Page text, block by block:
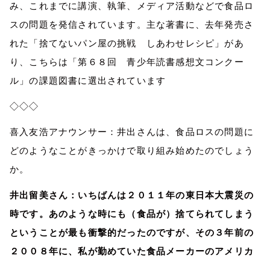
み、これまでに講演、執筆、メディア活動などで食品ロ
スの問題を発信されています。主な著書に、去年発売さ
れた「捨てないパン屋の挑戦 しあわせレシピ」があ
り、こちらは「第６８回 青少年読書感想文コンクー
ル」の課題図書に選出されています
◇◇◇
喜入友浩アナウンサー：井出さんは、食品ロスの問題に
どのようなことがきっかけで取り組み始めたのでしょう
か。
井出留美さん：いちばんは２０１１年の東日本大震災の
時です。あのような時にも（食品が）捨てられてしまう
ということが最も衝撃的だったのですが、その３年前の
２００８年に、私が勤めていた食品メーカーのアメリカ